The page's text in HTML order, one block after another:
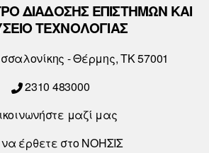
ΔΙΑΔΟΣΗΣ ΕΠΙΣΤΗΜΩΝ ΚΑΙ
ΤΕΧΝΟΛΟΓΙΑΣ
- Θέρμης, ΤΚ 57001
2310 483000
μαζί μας
έρθετε στο ΝΟΗΣΙΣ